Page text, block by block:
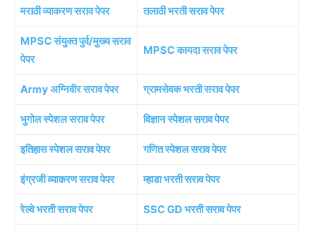
मराठी व्याकरण सराव पेपर तलाठी भरती सराव पेपर
MPSC संयुक्त पुर्व/मुख्य सराव
पेपर
MPSC कायदा सराव पेपर
Army अग्निवीर सराव पेपर ग्रामसेवक भरती सराव पेपर
भुगोल स्पेशल सराव पेपर विज्ञान स्पेशल सराव पेपर
इतिहास स्पेशल सराव पेपर गणित स्पेशल सराव पेपर
इंग्रजी व्याकरण सराव पेपर म्हाडा भरती सराव पेपर
रेल्वे भरती सराव पेपर SSC GD भरती सराव पेपर